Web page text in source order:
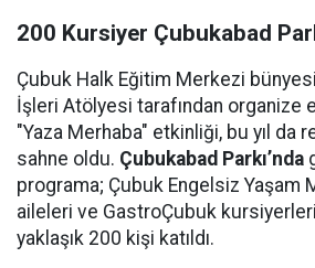
200 Kursiyer Çubukabad
Çubuk Halk Eğitim Merkezi
İşleri Atölyesi tarafından organize
"Yaza Merhaba" etkinliği, bu yıl da
sahne oldu. Çubukabad Parkı’nda
programa; Çubuk Engelsiz Yaşam
aileleri ve GastroÇubuk
yaklaşık 200 kişi katıldı.